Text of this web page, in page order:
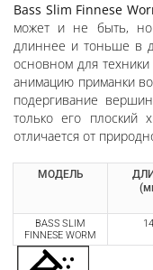
Bass Slim Finnese
может и не быть, но
длиннее и тоньше в
основном для
анимацию приманки
подергивание
только его
отличается от
МОДЕЛЬ
BASS SLIM
FINNESE WORM